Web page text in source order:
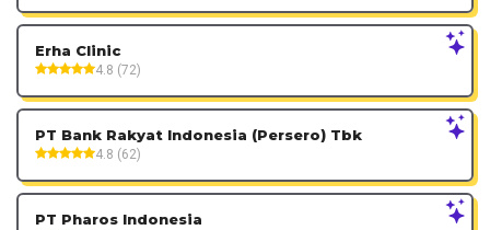
Erha Clinic
4.8 (72)
PT Bank Rakyat Indonesia (Persero) Tbk
4.8 (62)
PT Pharos Indonesia